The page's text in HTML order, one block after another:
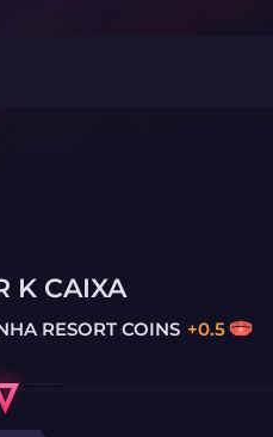
K CAIXA
RESORT COINS +0.5